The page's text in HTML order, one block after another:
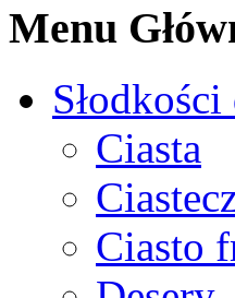
Menu
Ciasta
Ciasto